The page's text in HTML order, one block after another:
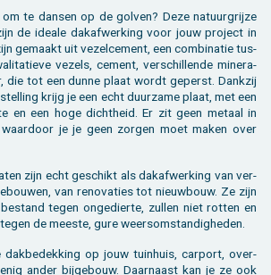
te dan­sen op de gol­ven? Deze na­tuur­grij­ze
de ide­a­le dak­af­wer­king voor jouw pro­ject in
ge­maakt uit ve­zel­ce­ment, een com­bi­na­tie tus­
ve­zels, ce­ment, ver­schil­len­de mi­ne­ra­
die tot een dunne plaat wordt ge­perst. Dank­zij
krijg je een echt duur­za­me plaat, met een
en een hoge dicht­heid. Er zit geen me­taal in
je je geen zor­gen moet maken over
zijn echt ge­schikt als dak­af­wer­king van ver­
van re­no­va­ties tot nieuw­bouw. Ze zijn
tegen on­ge­dier­te, zul­len niet rot­ten en
de mees­te, gure weers­om­stan­dig­he­den.
dak­be­dek­king op jouw tuin­huis, car­port, over­
ander bij­ge­bouw. Daar­naast kan je ze ook